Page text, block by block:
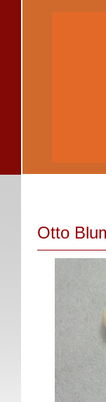
Otto